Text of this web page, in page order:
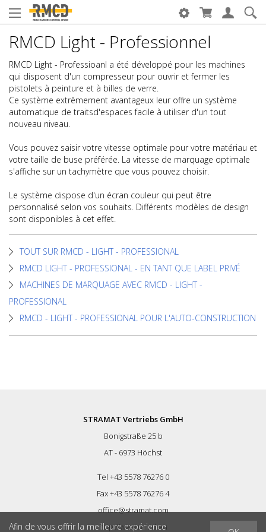
RMCD Light - Professionnel
RMCD Light - Professioanl a été développé pour les machines
qui disposent d'un compresseur pour ouvrir et fermer les
pistolets à peinture et à billes de verre.
Ce système extrêmement avantageux leur offre un système
automatique de traitsd'espaces facile à utiliser d'un tout
nouveau niveau.
Vous pouvez saisir votre vitesse optimale pour votre matériau et
votre taille de buse préférée. La vitesse de marquage optimale
s'affiche sur un tachymètre que vous pouvez choisir.
Le système dispose d'un écran couleur qui peut être
personnalisé selon vos souhaits. Différents modèles de design
sont disponibles à cet effet.
TOUT SUR RMCD - LIGHT - PROFESSIONAL
RMCD LIGHT - PROFESSIONAL - EN TANT QUE LABEL PRIVÉ
MACHINES DE MARQUAGE AVEC RMCD - LIGHT -
PROFESSIONAL
RMCD - LIGHT - PROFESSIONAL POUR L'AUTO-CONSTRUCTION
STRAMAT Vertriebs GmbH
Bonigstraße 25 b
AT - 6973 Höchst
Tel +43 5578 76276 0
Fax +43 5578 76276 4
office@stramat.com
http://www.rmcd.eu
Afin de vous offrir la meilleure expérience